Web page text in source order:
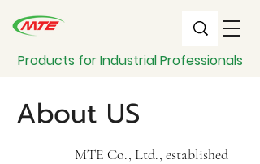
Products for Industrial Professionals
About US
MTE Co., Ltd., established